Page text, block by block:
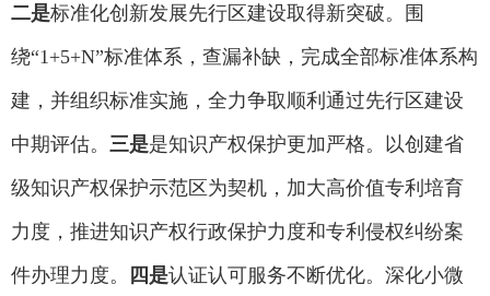
二是标准化创新发展先行区建设取得新突破。围
绕“1+5+N”标准体系，查漏补缺，完成全部标准体系构
建，并组织标准实施，全力争取顺利通过先行区建设
中期评估。 三是是知识产权保护更加严格。以创建省
级知识产权保护示范区为契机，加大高价值专利培育
力度，推进知识产权行政保护力度和专利侵权纠纷案
件办理力度。
四是认证认可服务不断优化。深化小微